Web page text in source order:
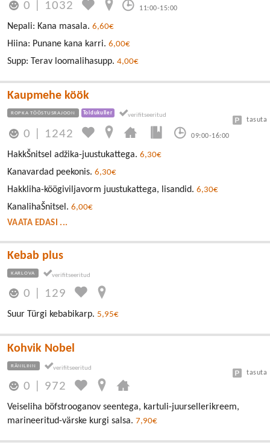
0 1032 11:00-15:00
Nepali: Kana masala. 6,60€
Hiina: Punane kana karri. 6,00€
Supp: Terav loomalihasupp. 4,00€
Kaupmehe köök
ROPKA TÖÖSTUSRAJOON Toidukuller
0 1242 09:00-16:00
tasuta
HakkŠnitsel adžika-juustukattega. 6,30€
Kanavardad peekonis. 6,30€
Hakkliha-köögiviljavorm juustukattega, lisandid. 6,30€
KanalihaŠnitsel. 6,00€
VAATA EDASI ...
Kebab plus
KARLOVA
0 129
Suur Türgi kebabikarp. 5,95€
Kohvik Nobel
RÄNILINN
0 972
tasuta
Veiseliha böfstrooganov seentega, kartuli-juursellerikreem,
marineeritud-värske kurgi salsa. 7,90€